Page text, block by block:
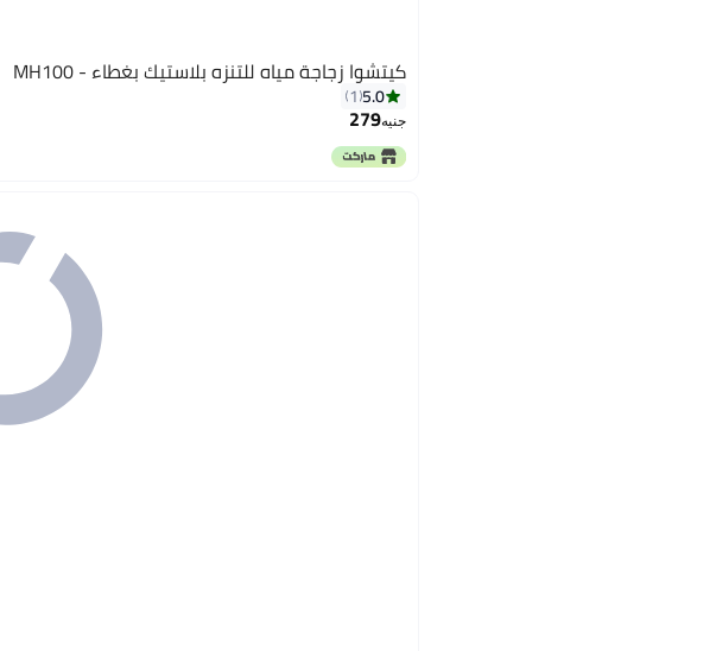
كيتشوا زجاجة مياه للتنزه بلاستيك بغطاء - MH100
5.0
1
جنيه279